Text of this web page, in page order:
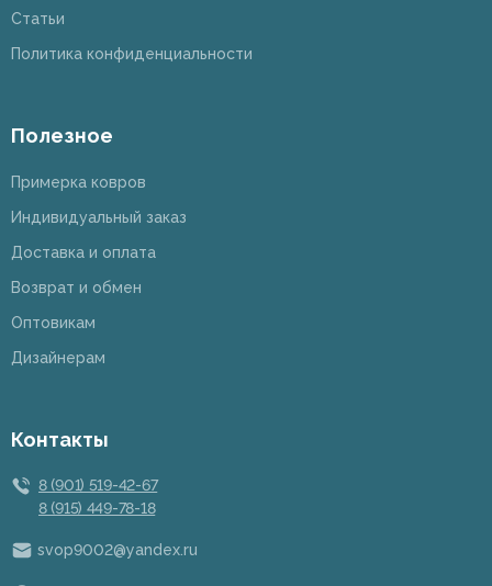
Статьи
Политика конфиденциальности
Полезное
Примерка ковров
Индивидуальный заказ
Доставка и оплата
Возврат и обмен
Оптовикам
Дизайнерам
Контакты
8 (901) 519-42-67
8 (915) 449-78-18
svop9002@yandex.ru